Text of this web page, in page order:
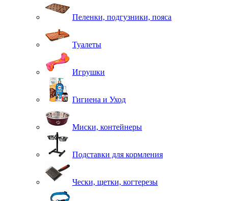
Пеленки, подгузники, пояса
Туалеты
Игрушки
Гигиена и Уход
Миски, контейнеры
Подставки для кормления
Чески, щетки, когтерезы